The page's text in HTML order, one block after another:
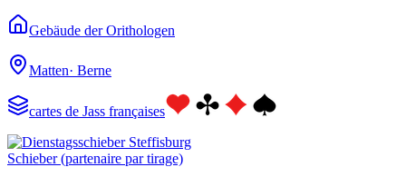
Gebäude der Orithologen
Matten· Berne
cartes de Jass françaises
Schieber (partenaire par tirage)